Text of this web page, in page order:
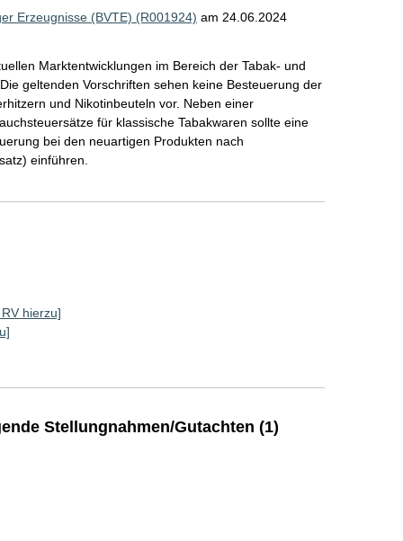
Erzeugnisse (BVTE) (R001924) am 24.06.2024
Marktentwicklungen im Bereich der Tabak- und
geltenden Vorschriften sehen keine Besteuerung der
und Nikotinbeuteln vor. Neben einer
für klassische Tabakwaren sollte eine
bei den neuartigen Produkten nach
einführen.
hierzu]
Stellungnahmen/Gutachten (1)